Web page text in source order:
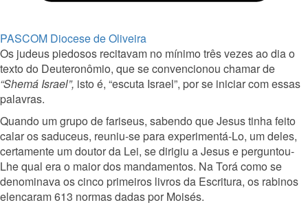
PASCOM Diocese de Oliveira
Os judeus piedosos recitavam no mínimo três vezes ao dia o
texto do Deuteronômio, que se convencionou chamar de
“Shemá Israel”, isto é, “escuta Israel”, por se iniciar com essas
palavras.
Quando um grupo de fariseus, sabendo que Jesus tinha feito
calar os saduceus, reuniu-se para experimentá-Lo, um deles,
certamente um doutor da Lei, se dirigiu a Jesus e perguntou-
Lhe qual era o maior dos mandamentos. Na Torá como se
denominava os cinco primeiros livros da Escritura, os rabinos
elencaram 613 normas dadas por Moisés.